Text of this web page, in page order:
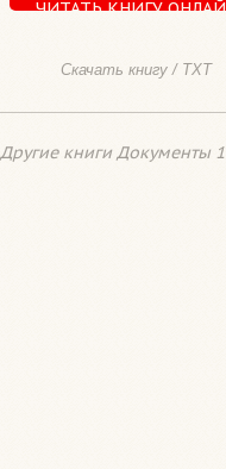
ЧИТАТЬ КНИГУ
Скачать книгу / TXT
Другие книги Документы